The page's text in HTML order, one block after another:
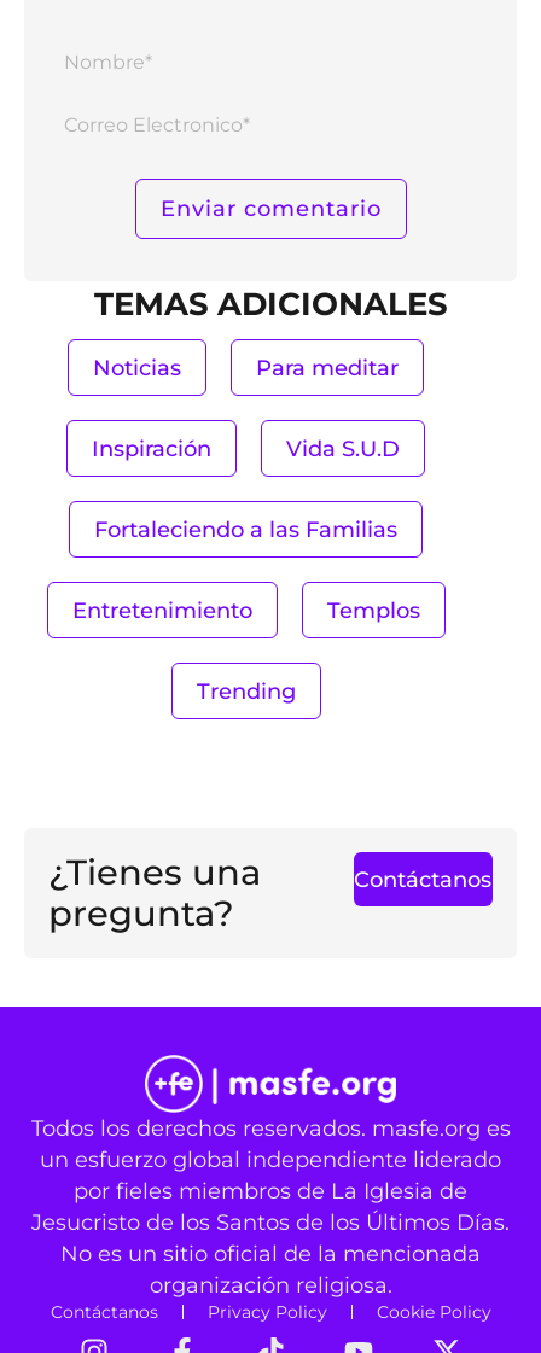
TEMAS ADICIONALES
Noticias Para meditar
Inspiración Vida S.U.D
Fortaleciendo a las Familias
Entretenimiento Templos
Trending
¿Tienes una
pregunta?
Contáctanos
Todos los derechos reservados. masfe.org es
un esfuerzo global independiente liderado
por fieles miembros de La Iglesia de
Jesucristo de los Santos de los Últimos Días.
No es un sitio oficial de la mencionada
organización religiosa.
Contáctanos Privacy Policy Cookie Policy